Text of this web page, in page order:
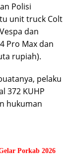
Polisi
unit truck Colt
dan
Pro Max dan
rupiah).
pelaku
372 KUHP
hukuman
Porkab 2026